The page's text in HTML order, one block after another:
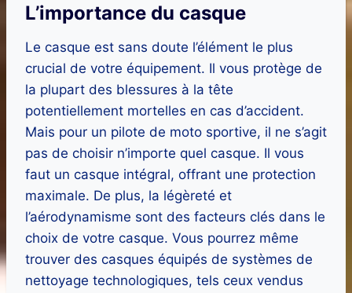
L’importance du casque
Le casque est sans doute l’élément le plus
crucial de votre équipement. Il vous protège de
la plupart des blessures à la tête
potentiellement mortelles en cas d’accident.
Mais pour un pilote de moto sportive, il ne s’agit
pas de choisir n’importe quel casque. Il vous
faut un casque intégral, offrant une protection
maximale. De plus, la légèreté et
l’aérodynamisme sont des facteurs clés dans le
choix de votre casque. Vous pourrez même
trouver des casques équipés de systèmes de
nettoyage technologiques, tels ceux vendus